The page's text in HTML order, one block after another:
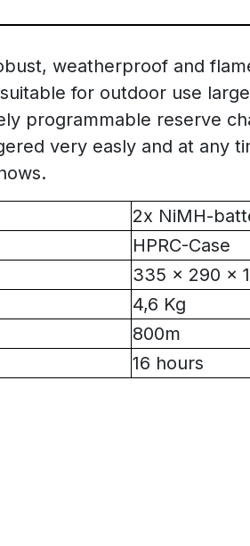
weatherproof and
for outdoor use
programmable reserve
very easly and at any
2x NiMH-
HPRC-Case
335 x 290 x
4,6 Kg
800m
16 hours